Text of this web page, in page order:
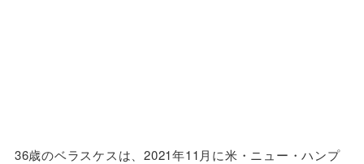
36歳のベラスケスは、2021年11月に米・ニュー・ハンプ